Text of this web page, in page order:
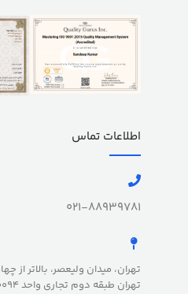
اطلاعات تماس
021-88939781
تهران، میدان ولیعصر، بالاتر از
تهران طبقه دوم تجاری واحد 10094